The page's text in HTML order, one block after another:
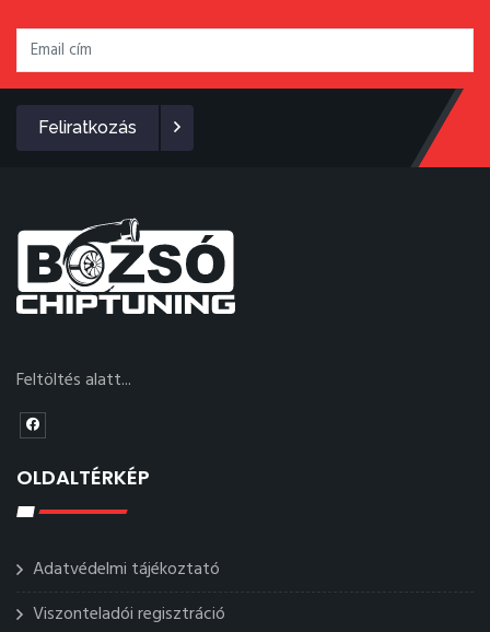
Feliratkozás
Feltöltés alatt...
OLDALTÉRKÉP
Adatvédelmi tájékoztató
Viszonteladói regisztráció